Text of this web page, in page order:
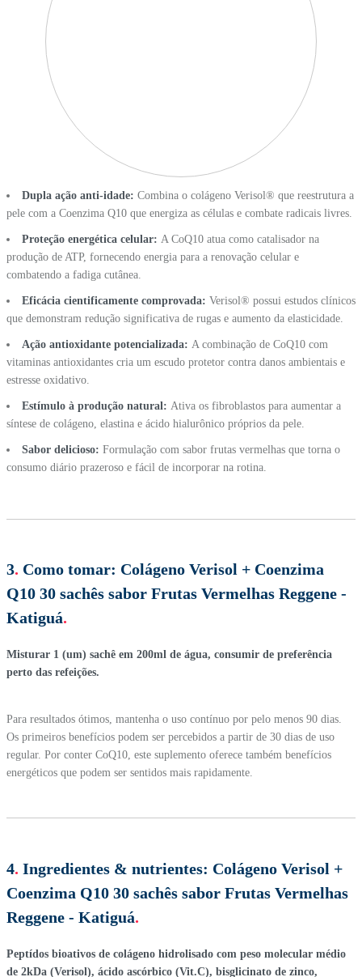
Dupla ação anti-idade: Combina o colágeno Verisol® que reestrutura a
pele com a Coenzima Q10 que energiza as células e combate radicais livres.
Proteção energética celular: A CoQ10 atua como catalisador na
produção de ATP, fornecendo energia para a renovação celular e
combatendo a fadiga cutânea.
Eficácia cientificamente comprovada: Verisol® possui estudos clínicos
que demonstram redução significativa de rugas e aumento da elasticidade.
Ação antioxidante potencializada: A combinação de CoQ10 com
vitaminas antioxidantes cria um escudo protetor contra danos ambientais e
estresse oxidativo.
Estímulo à produção natural: Ativa os fibroblastos para aumentar a
síntese de colágeno, elastina e ácido hialurônico próprios da pele.
Sabor delicioso: Formulação com sabor frutas vermelhas que torna o
consumo diário prazeroso e fácil de incorporar na rotina.
3. Como tomar: Colágeno Verisol + Coenzima
Q10 30 sachês sabor Frutas Vermelhas Reggene -
Katiguá.
Misturar 1 (um) sachê em 200ml de água, consumir de preferência
perto das refeições.
Para resultados ótimos, mantenha o uso contínuo por pelo menos 90 dias.
Os primeiros benefícios podem ser percebidos a partir de 30 dias de uso
regular. Por conter CoQ10, este suplemento oferece também benefícios
energéticos que podem ser sentidos mais rapidamente.
4. Ingredientes & nutrientes: Colágeno Verisol +
Coenzima Q10 30 sachês sabor Frutas Vermelhas
Reggene - Katiguá.
Peptídos bioativos de colágeno hidrolisado com peso molecular médio
de 2kDa (Verisol), ácido ascórbico (Vit.C), bisglicinato de zinco,